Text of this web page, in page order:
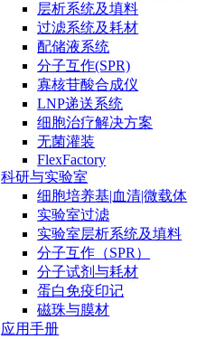
层析系统及填料
过滤系统及耗材
配储液系统
分子互作(SPR)
寡核苷酸合成仪
LNP递送系统
细胞治疗解决方案
无菌灌装
FlexFactory
科研与实验室
细胞培养基|血清|微载体
实验室过滤
实验室层析系统及填料
分子互作（SPR）
分子试剂与耗材
蛋白免疫印记
磁珠与膜材
应用手册